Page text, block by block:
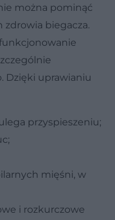
można pominąć
zdrowia biegacza.
Dzięki uprawianiu
przyspieszeniu;
mięśni, w
i rozkurczowe